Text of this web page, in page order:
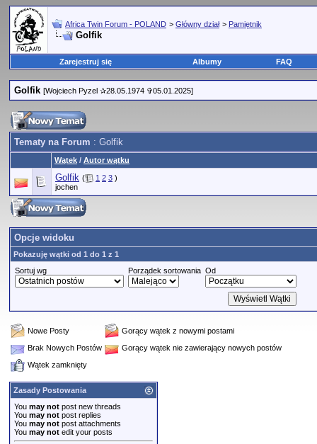
Africa Twin Forum - POLAND > Główny dział > Pamiętnik
Golfik
Zarejestruj się Albumy FAQ
Golfik [Wojciech Pyzel ✰28.05.1974 ✞05.01.2025]
Tematy na Forum : Golfik
Wątek / Autor wątku
Golfik ( 1 2 3 )
jochen
Opcje widoku
Pokazuję wątki od 1 do 1 z 1
Sortuj wg
Porządek sortowania Od
Nowe Posty
Gorący wątek z nowymi postami
Brak Nowych Postów
Gorący wątek nie zawierający nowych postów
Wątek zamknięty
Zasady Postowania
You may not post new threads
You may not post replies
You may not post attachments
You may not edit your posts